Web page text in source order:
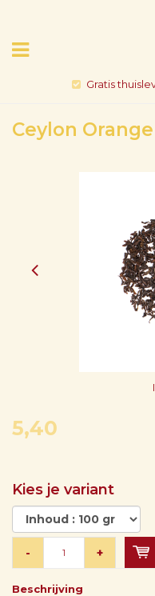
Gratis
Ceylon
5,40
Kies je variant
- +
Beschrijving